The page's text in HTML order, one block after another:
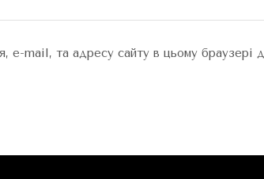
e-mail, та адресу сайту в цьому браузері